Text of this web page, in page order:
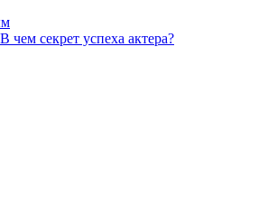
чем секрет успеха актера?